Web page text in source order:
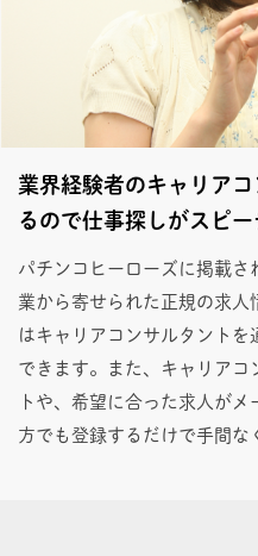
業界経験者のキャリア
るので仕事探しがスピ
パチンコヒーローズに掲載
業から寄せられた正規の求
はキャリアコンサルタント
できます。また、キャリアコ
トや、希望に合った求人が
方でも登録するだけで手間な